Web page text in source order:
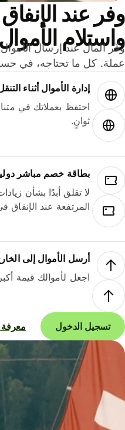
عند الإنفاق
الأموال
كل ما تحتاجه، في حساب
إدارة الأموال أثناء التنقل
احتفظ بعملاتك في
ثوانٍ.
بطاقة خصم مباشر دولية
لا تقلق أبدًا بشأن
المرتفعة عند الإنفاق في
أرسل الأموال إلى
اجعل لأموالك قيمة
تسجيل الدخول معرفة